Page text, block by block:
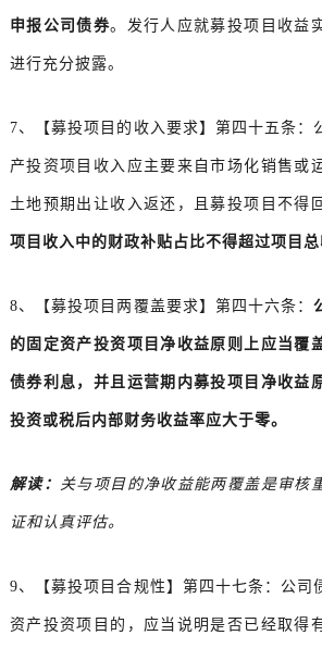
申报公司债券。发行人应就募投项目收益
进行充分披露。
7、【募投项目的收入要求】第四十五条：
产投资项目收入应主要来自市场化销售或
土地预期出让收入返还，且募投项目不得
项目收入中的财政补贴占比不得超过项目总
8、【募投项目两覆盖要求】第四十六条：
的固定资产投资项目净收益原则上应当覆
债券利息，并且运营期内募投项目净收益
投资或税后内部财务收益率应大于零。
解读： 关与项目的净收益能两覆盖是审核
证和认真评估。
9、【募投项目合规性】第四十七条：公司
资产投资项目的，应当说明是否已经取得